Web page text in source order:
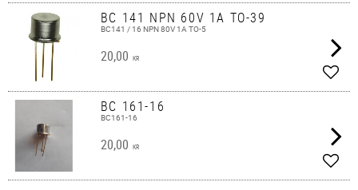
BC 141 NPN 60V 1A TO-39
BC141 / 16 NPN 80V 1A TO-5
20,00 KR
BC 161-16
BC161-16
20,00 KR